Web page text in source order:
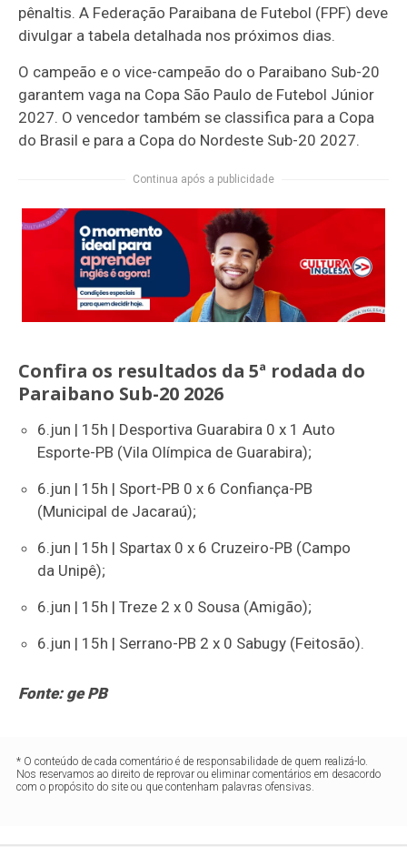
pênaltis. A Federação Paraibana de Futebol (FPF) deve
divulgar a tabela detalhada nos próximos dias.
O campeão e o vice-campeão do o Paraibano Sub-20
garantem vaga na Copa São Paulo de Futebol Júnior
2027. O vencedor também se classifica para a Copa
do Brasil e para a Copa do Nordeste Sub-20 2027.
Continua após a publicidade
Confira os resultados da 5ª rodada do
Paraibano Sub-20 2026
6.jun | 15h | Desportiva Guarabira 0 x 1 Auto
Esporte-PB (Vila Olímpica de Guarabira);
6.jun | 15h | Sport-PB 0 x 6 Confiança-PB
(Municipal de Jacaraú);
6.jun | 15h | Spartax 0 x 6 Cruzeiro-PB (Campo
da Unipê);
6.jun | 15h | Treze 2 x 0 Sousa (Amigão);
6.jun | 15h | Serrano-PB 2 x 0 Sabugy (Feitosão).
Fonte: ge PB
* O conteúdo de cada comentário é de responsabilidade de quem realizá-lo.
Nos reservamos ao direito de reprovar ou eliminar comentários em desacordo
com o propósito do site ou que contenham palavras ofensivas.